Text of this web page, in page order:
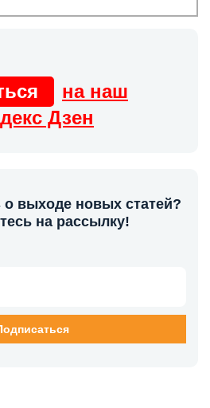
на наш
Дзен
о выходе новых статей?
на рассылку!